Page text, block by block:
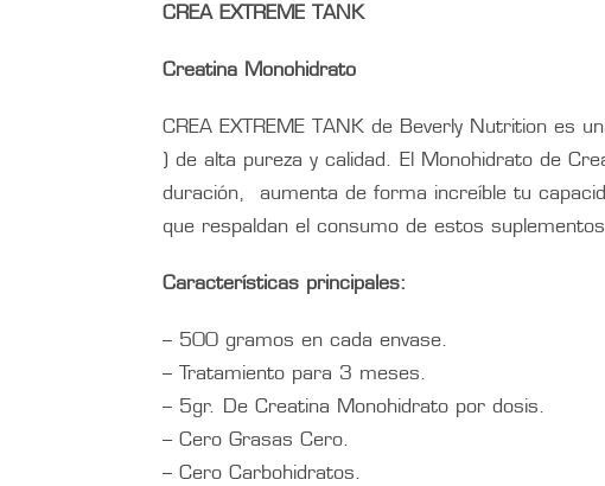
CREA EXTREME TANK
Creatina Monohidrato
CREA EXTREME TANK de Beverly Nutrition es
) de alta pureza y calidad. El Monohidrato de
duración, aumenta de forma increíble tu
que respaldan el consumo de estos
Características principales:
– 500 gramos en cada envase.
– Tratamiento para 3 meses.
– 5gr. De Creatina Monohidrato por dosis.
– Cero Grasas Cero.
– Cero Carbohidratos.